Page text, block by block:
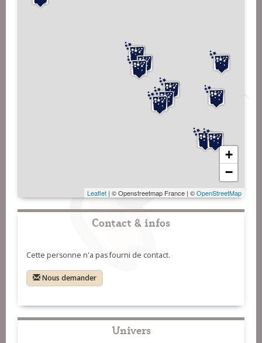
+
−
Leaflet | © Openstreetmap France | ©OpenStreetMap
Contact & infos
Cette personne n'a pas fourni de contact.
Nous demander
Univers